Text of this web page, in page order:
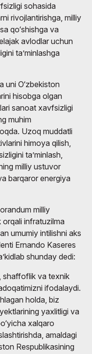
sohasida
rivojlantirishga, milliy
qo‘shishga va
avlodlar uchun
ta’minlashga
uni O‘zbekiston
hisobga olgan
sanoat xavfsizligi
muhim
Uzoq muddatli
himoya qilish,
ta’minlash,
milliy ustuvor
barqaror energiya
milliy
orqali infratuzilma
umumiy intilishni aks
Ernando Kaseres
shunday dedi:
shaffoflik va texnik
ifodalaydi.
holda, biz
yaxlitligi va
xalqaro
amaldagi
Respublikasining